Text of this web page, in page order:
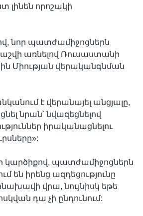
որոշակի
նոր պատժամիջոցներն
առնելով Ռուսաստանի
Միության վերականգնման
է վերանայել անցյալը,
նրան՝ նվազեցնելով
իրականացնելու
կարծիքով, պատժամիջոցներն
են իրենց ազդեցությունը
վրա, նույնիսկ եթե
դա չի ընդունում: